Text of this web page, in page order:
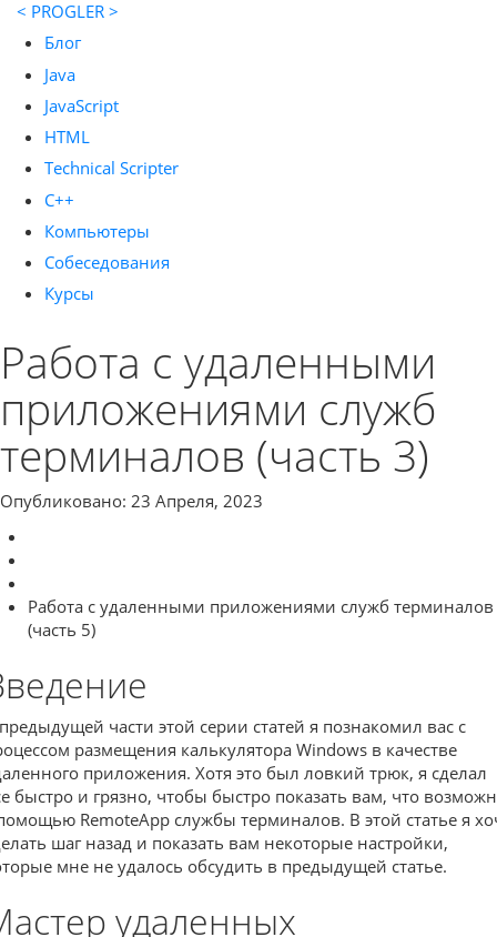
< PROGLER >
Блог
Java
JavaScript
HTML
Technical Scripter
C++
Компьютеры
Собеседования
Курсы
Работа с удаленными
приложениями служб
терминалов (часть 3)
Опубликовано: 23 Апреля, 2023
Работа с удаленными приложениями служб терминалов
(часть 5)
части этой серии статей я познакомил вас с
размещения калькулятора Windows в качестве
приложения. Хотя это был ловкий трюк, я сделал
быстро и грязно, чтобы быстро показать вам, что
RemoteApp службы терминалов. В этой статье я
шаг назад и показать вам некоторые настройки,
мне не удалось обсудить в предыдущей статье.
удаленных